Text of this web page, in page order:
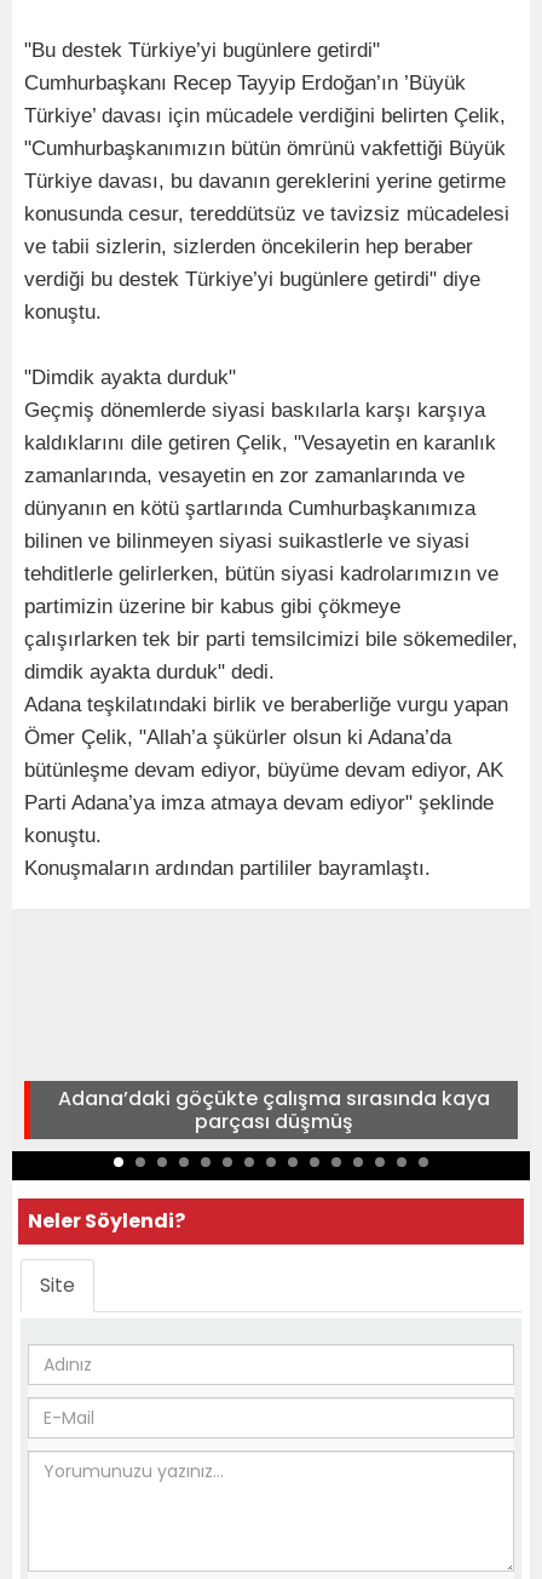
"Bu destek Türkiye’yi bugünlere getirdi"
Cumhurbaşkanı Recep Tayyip Erdoğan’ın ’Büyük
Türkiye’ davası için mücadele verdiğini belirten Çelik,
"Cumhurbaşkanımızın bütün ömrünü vakfettiği Büyük
Türkiye davası, bu davanın gereklerini yerine getirme
konusunda cesur, tereddütsüz ve tavizsiz mücadelesi
ve tabii sizlerin, sizlerden öncekilerin hep beraber
verdiği bu destek Türkiye’yi bugünlere getirdi" diye
konuştu.
"Dimdik ayakta durduk"
Geçmiş dönemlerde siyasi baskılarla karşı karşıya
kaldıklarını dile getiren Çelik, "Vesayetin en karanlık
zamanlarında, vesayetin en zor zamanlarında ve
dünyanın en kötü şartlarında Cumhurbaşkanımıza
bilinen ve bilinmeyen siyasi suikastlerle ve siyasi
tehditlerle gelirlerken, bütün siyasi kadrolarımızın ve
partimizin üzerine bir kabus gibi çökmeye
çalışırlarken tek bir parti temsilcimizi bile sökemediler,
dimdik ayakta durduk" dedi.
Adana teşkilatındaki birlik ve beraberliğe vurgu yapan
Ömer Çelik, "Allah’a şükürler olsun ki Adana’da
bütünleşme devam ediyor, büyüme devam ediyor, AK
Parti Adana’ya imza atmaya devam ediyor" şeklinde
konuştu.
Konuşmaların ardından partililer bayramlaştı.
Adana’daki göçükte çalışma sırasında kaya
parçası düşmüş
Neler Söylendi?
Site